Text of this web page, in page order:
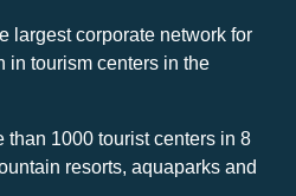
largest corporate network for
in tourism centers in the
than 1000 tourist centers in 8
resorts, aquaparks and